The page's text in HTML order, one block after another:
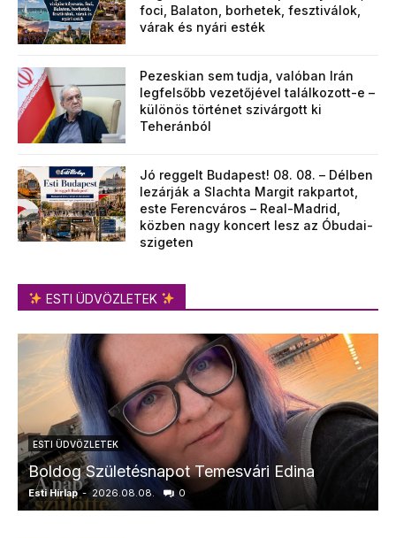
foci, Balaton, borhetek, fesztiválok,
várak és nyári esték
Pezeskian sem tudja, valóban Irán
legfelsőbb vezetőjével találkozott-e –
különös történet szivárgott ki
Teheránból
Jó reggelt Budapest! 08. 08. – Délben
lezárják a Slachta Margit rakpartot,
este Ferencváros – Real-Madrid,
közben nagy koncert lesz az Óbudai-
szigeten
ESTI ÜDVÖZLETEK
ESTI ÜDVÖZLETEK
Boldog Születésnapot Temesvári Edina
Esti Hírlap - 2026.08.08. 0